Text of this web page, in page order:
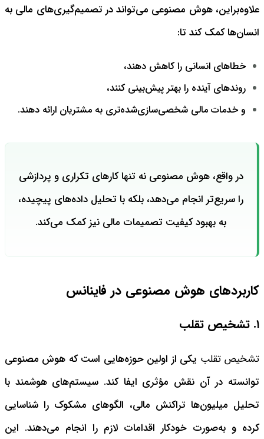
علاوه‌براین، هوش مصنوعی می‌تواند در تصمیم‌گیری‌های مالی به
انسان‌ها کمک کند تا:
خطاهای انسانی را کاهش دهند،
روندهای آینده را بهتر پیش‌بینی کنند،
و خدمات مالی شخصی‌سازی‌شده‌تری به مشتریان ارائه دهند.
در واقع، هوش مصنوعی نه تنها کارهای تکراری و پردازشی
را سریع‌تر انجام می‌دهد، بلکه با تحلیل داده‌های پیچیده،
به بهبود کیفیت تصمیمات مالی نیز کمک می‌کند.
کاربردهای هوش مصنوعی در فاینانس
۱. تشخیص تقلب
تشخیص تقلب یکی از اولین حوزه‌هایی است که هوش مصنوعی
توانسته در آن نقش مؤثری ایفا کند. سیستم‌های هوشمند با
تحلیل میلیون‌ها تراکنش مالی، الگوهای مشکوک را شناسایی
کرده و به‌صورت خودکار اقدامات لازم را انجام می‌دهند. این